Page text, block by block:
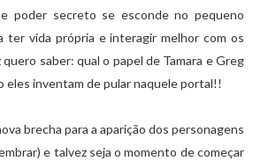
poder secreto se esconde no pequeno
ter vida própria e interagir melhor com os
saber: qual o papel de Tamara e Greg
eles inventam de pular naquele portal!!
brecha para a aparição dos personagens
e talvez seja o momento de começar